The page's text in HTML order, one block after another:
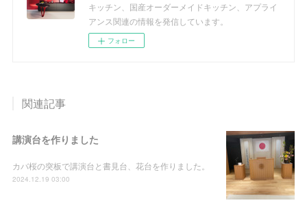
キッチン、国産オーダーメイドキッチン、アプライ
アンス関連の情報を発信しています。
フォロー
関連記事
講演台を作りました
カバ桜の突板で講演台と書見台、花台を作りました。
2024.12.19 03:00